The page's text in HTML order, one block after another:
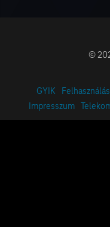
©
GYIK
Impresszum